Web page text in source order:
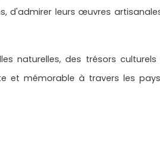
d'admirer leurs œuvres
naturelles, des trésors
et mémorable à travers les